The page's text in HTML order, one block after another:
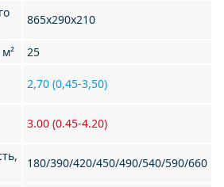
865x290x210
25
2,70 (0,45-3,50)
3.00 (0.45-4.20)
180/390/420/450/490/540/590/660